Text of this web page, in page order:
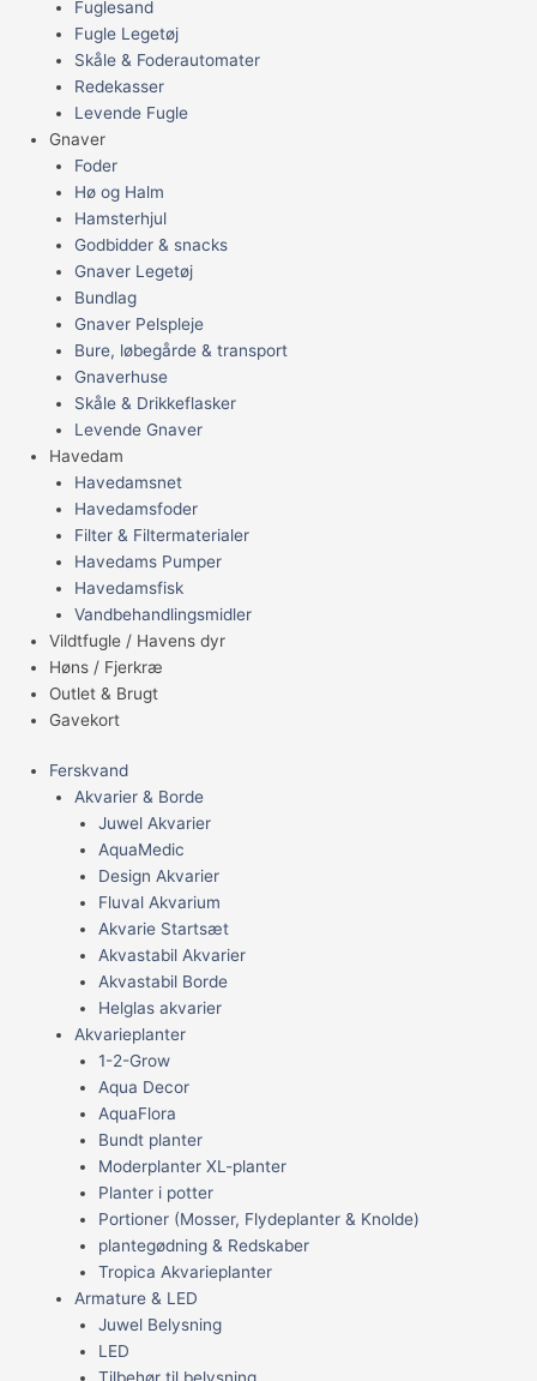
Fuglesand
Fugle Legetøj
Skåle & Foderautomater
Redekasser
Levende Fugle
Gnaver
Foder
Hø og Halm
Hamsterhjul
Godbidder & snacks
Gnaver Legetøj
Bundlag
Gnaver Pelspleje
Bure, løbegårde & transport
Gnaverhuse
Skåle & Drikkeflasker
Levende Gnaver
Havedam
Havedamsnet
Havedamsfoder
Filter & Filtermaterialer
Havedams Pumper
Havedamsfisk
Vandbehandlingsmidler
Vildtfugle / Havens dyr
Høns / Fjerkræ
Outlet & Brugt
Gavekort
Ferskvand
Akvarier & Borde
Juwel Akvarier
AquaMedic
Design Akvarier
Fluval Akvarium
Akvarie Startsæt
Akvastabil Akvarier
Akvastabil Borde
Helglas akvarier
Akvarieplanter
1-2-Grow
Aqua Decor
AquaFlora
Bundt planter
Moderplanter XL-planter
Planter i potter
Portioner (Mosser, Flydeplanter & Knolde)
plantegødning & Redskaber
Tropica Akvarieplanter
Armature & LED
Juwel Belysning
LED